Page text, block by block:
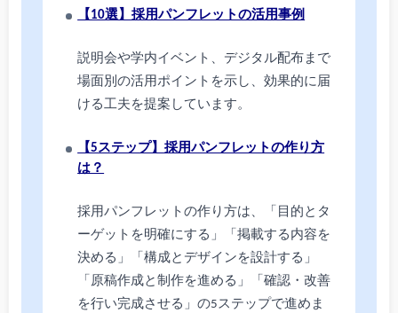
【10選】採用パンフレットの活用事例
説明会や学内イベント、デジタル配布まで
場面別の活用ポイントを示し、効果的に届
ける工夫を提案しています。
【5ステップ】採用パンフレットの作り方
は？
採用パンフレットの作り方は、「目的とタ
ーゲットを明確にする」「掲載する内容を
決める」「構成とデザインを設計する」
「原稿作成と制作を進める」「確認・改善
を行い完成させる」の5ステップで進めま